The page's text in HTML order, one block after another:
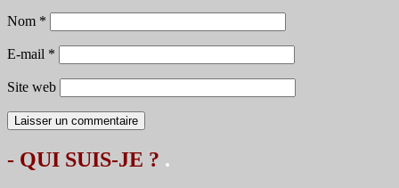
Nom *
E-mail *
Site web
- QUI SUIS-JE ? .